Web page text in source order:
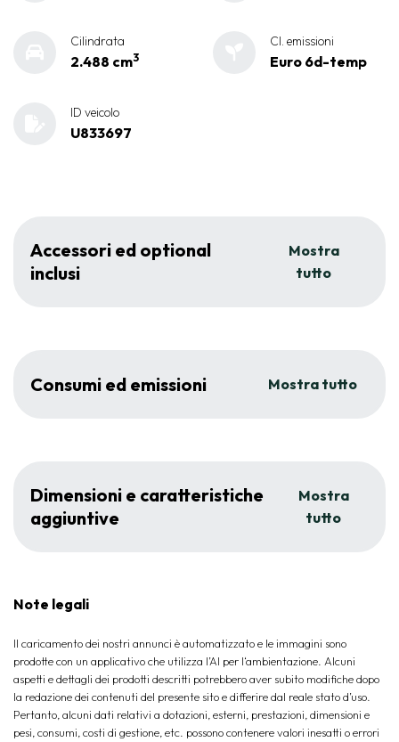
Cilindrata
2.488 cm3
Cl. emissioni
Euro 6d-temp
ID veicolo
U833697
Accessori ed optional
inclusi
Mostra
tutto
Consumi ed emissioni Mostra tutto
Dimensioni e caratteristiche
aggiuntive
Mostra
tutto
Note legali
Il caricamento dei nostri annunci è automatizzato e le immagini sono
prodotte con un applicativo che utilizza l’AI per l‘ambientazione. Alcuni
aspetti e dettagli dei prodotti descritti potrebbero aver subito modifiche dopo
la redazione dei contenuti del presente sito e differire dal reale stato d’uso.
Pertanto, alcuni dati relativi a dotazioni, esterni, prestazioni, dimensioni e
pesi, consumi, costi di gestione, etc. possono contenere valori inesatti o errori